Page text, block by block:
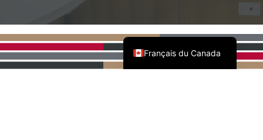
Français du Canada
English (Canada)